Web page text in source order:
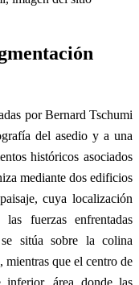
por Bernard Tschumi
del asedio y a una
históricos asociados
mediante dos edificios
cuya localización
fuerzas enfrentadas
sitúa sobre la colina
mientras que el centro de
inferior, área donde las